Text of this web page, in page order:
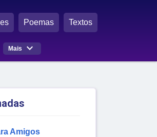
Poemas Textos
Mais 
Amigos